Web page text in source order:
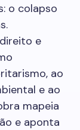
o colapso
e
ao
e ao
mapeia
e aponta